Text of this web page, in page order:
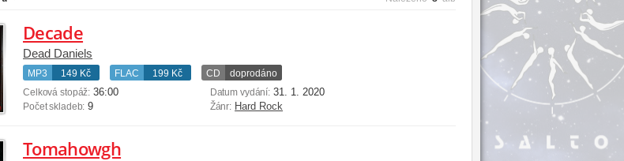
Decade
Dead Daniels
MP3 149 Kč FLAC 199 Kč CD
doprodáno
Celková stopáž: 36:00
Počet skladeb: 9
Datum vydání: 31. 1. 2020
Žánr: Hard Rock
Tomahowgh